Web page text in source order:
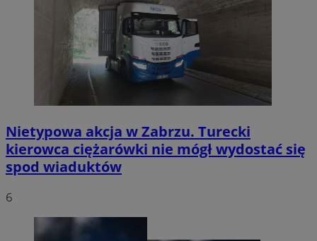
Nietypowa akcja w Zabrzu. Turecki
kierowca ciężarówki nie mógł wydostać się
spod wiaduktów
6